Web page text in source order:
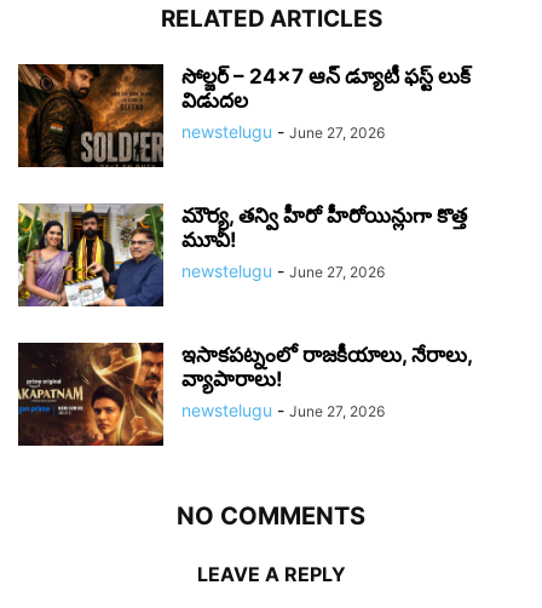
RELATED ARTICLES
సోల్జర్ – 24×7 ఆన్ డ్యూటీ ఫస్ట్ లుక్
విడుదల
newstelugu - June 27, 2026
మౌర్య‌, త‌న్వి హీరో హీరోయిన్లుగా కొత్త
మూవీ!
newstelugu - June 27, 2026
ఇసాకపట్నంలో రాజ‌కీయాలు, నేరాలు,
వ్యాపారాలు!
newstelugu - June 27, 2026
NO COMMENTS
LEAVE A REPLY